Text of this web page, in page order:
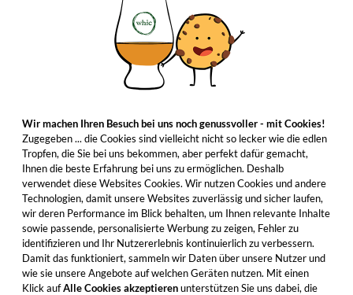
Wir machen Ihren Besuch bei uns noch genussvoller - mit Cookies!
Zugegeben ... die Cookies sind vielleicht nicht so lecker wie die edlen
Tropfen, die Sie bei uns bekommen, aber perfekt dafür gemacht,
Ihnen die beste Erfahrung bei uns zu ermöglichen. Deshalb
verwendet diese Websites Cookies. Wir nutzen Cookies und andere
Technologien, damit unsere Websites zuverlässig und sicher laufen,
wir deren Performance im Blick behalten, um Ihnen relevante Inhalte
sowie passende, personalisierte Werbung zu zeigen, Fehler zu
identifizieren und Ihr Nutzererlebnis kontinuierlich zu verbessern.
Damit das funktioniert, sammeln wir Daten über unsere Nutzer und
wie sie unsere Angebote auf welchen Geräten nutzen. Mit einen
Klick aufAlle Cookies akzeptierenunterstützen Sie uns dabei, die